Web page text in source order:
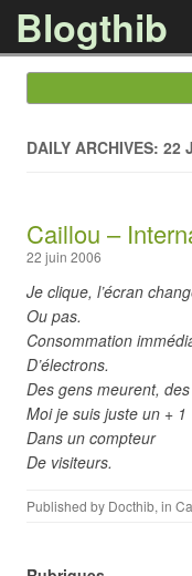
Blogthib
DAILY ARCHIVES: 22
Caillou –
22 juin 2006
Je clique, l’écran
Ou pas.
Consommation
D’électrons.
Des gens meurent,
Moi je suis juste un + 1
Dans un compteur
De visiteurs.
Published by Docthib, in